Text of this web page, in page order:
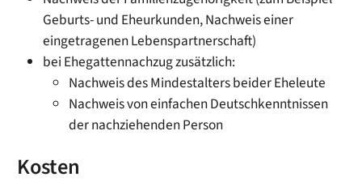
Geburts- und Eheurkunden, Nachweis einer
eingetragenen Lebenspartnerschaft)
bei Ehegattennachzug zusätzlich:
Nachweis des Mindestalters beider Eheleute
Nachweis von einfachen Deutschkenntnissen
der nachziehenden Person
Kosten